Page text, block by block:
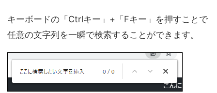
キーボードの「Ctrlキー」+「Fキー」を押すことで
任意の文字列を一瞬で検索することができます。